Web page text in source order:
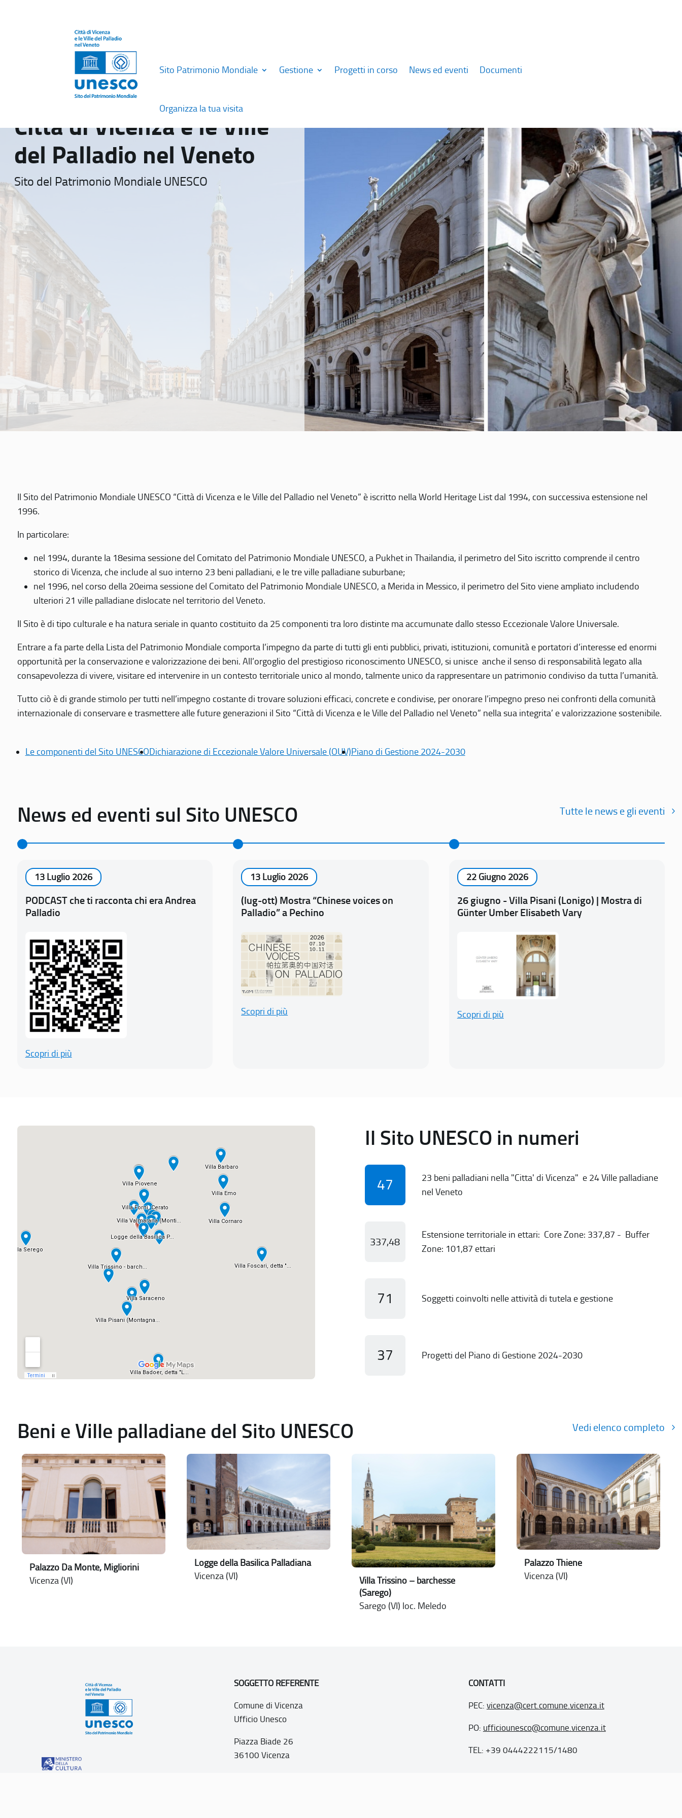
Sito Patrimonio Mondiale Gestione Progetti in corso News ed eventi Documenti
Organizza la tua visita
Città di Vicenza e le Ville
del Palladio nel Veneto
Sito del Patrimonio Mondiale UNESCO
Il Sito del Patrimonio Mondiale UNESCO “Città di Vicenza e le Ville del Palladio nel Veneto” è iscritto nella World Heritage List dal 1994, con successiva estensione nel
1996.
In particolare:
nel 1994, durante la 18esima sessione del Comitato del Patrimonio Mondiale UNESCO, a Pukhet in Thailandia, il perimetro del Sito iscritto comprende il centro
storico di Vicenza, che include al suo interno 23 beni palladiani, e le tre ville palladiane suburbane;
nel 1996, nel corso della 20eima sessione del Comitato del Patrimonio Mondiale UNESCO, a Merida in Messico, il perimetro del Sito viene ampliato includendo
ulteriori 21 ville palladiane dislocate nel territorio del Veneto.
Il Sito è di tipo culturale e ha natura seriale in quanto costituito da 25 componenti tra loro distinte ma accumunate dallo stesso Eccezionale Valore Universale.
Entrare a fa parte della Lista del Patrimonio Mondiale comporta l’impegno da parte di tutti gli enti pubblici, privati, istituzioni, comunità e portatori d’interesse ed enormi
opportunità per la conservazione e valorizzazione dei beni. All’orgoglio del prestigioso riconoscimento UNESCO, si unisce anche il senso di responsabilità legato alla
consapevolezza di vivere, visitare ed intervenire in un contesto territoriale unico al mondo, talmente unico da rappresentare un patrimonio condiviso da tutta l’umanità.
Tutto ciò è di grande stimolo per tutti nell’impegno costante di trovare soluzioni efficaci, concrete e condivise, per onorare l’impegno preso nei confronti della comunità
internazionale di conservare e trasmettere alle future generazioni il Sito “Città di Vicenza e le Ville del Palladio nel Veneto” nella sua integrita’ e valorizzazione sostenibile.
Le componenti del Sito UNESCODichiarazione di Eccezionale Valore Universale (OUV)Piano di Gestione 2024-2030
News ed eventi sul Sito UNESCO Tutte le news e gli eventi
13 Luglio 2026
PODCAST che ti racconta chi era Andrea
Palladio
Scopri di più
13 Luglio 2026
(lug-ott) Mostra “Chinese voices on
Palladio” a Pechino
Scopri di più
22 Giugno 2026
26 giugno - Villa Pisani (Lonigo) | Mostra di
Günter Umber Elisabeth Vary
Scopri di più
Il Sito UNESCO in numeri
47
23 beni palladiani nella "Citta' di Vicenza" e 24 Ville palladiane
nel Veneto
337,48
Estensione territoriale in ettari: Core Zone: 337,87 - Buffer
Zone: 101,87 ettari
71 Soggetti coinvolti nelle attività di tutela e gestione
37 Progetti del Piano di Gestione 2024-2030
Beni e Ville palladiane del Sito UNESCO Vedi elenco completo
Palazzo Da Monte, Migliorini
Vicenza (VI)
Logge della Basilica Palladiana
Vicenza (VI)
Villa Trissino – barchesse
(Sarego)
Sarego (VI) loc. Meledo
Palazzo Thiene
Vicenza (VI)
SOGGETTO REFERENTE
Comune di Vicenza
Ufficio Unesco
Piazza Biade 26
36100 Vicenza
CONTATTI
PEC: vicenza@cert.comune.vicenza.it
PO: ufficiounesco@comune.vicenza.it
TEL: +39 0444222115/1480